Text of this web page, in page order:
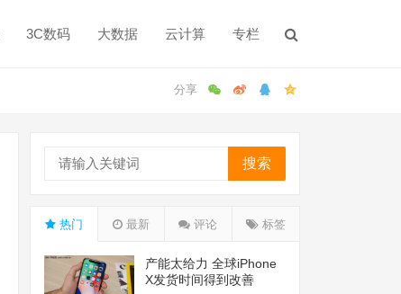
3C数码 大数据 云计算 专栏
搜索
热门 最新 评论 标签
产能太给力 全球iPhone
X发货时间得到改善